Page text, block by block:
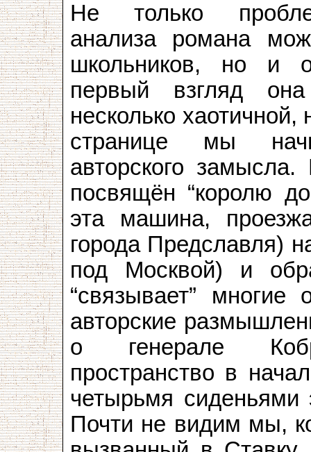
Не только
анализа романа
школьников, но и
первый взгляд
несколько
странице мы
авторского
посвящён “королю
эта машина,
города Предславля)
под Москвой) и
“связывает”
авторские
о генерале
пространство в
четырьмя сиденьями
Почти не видим мы,